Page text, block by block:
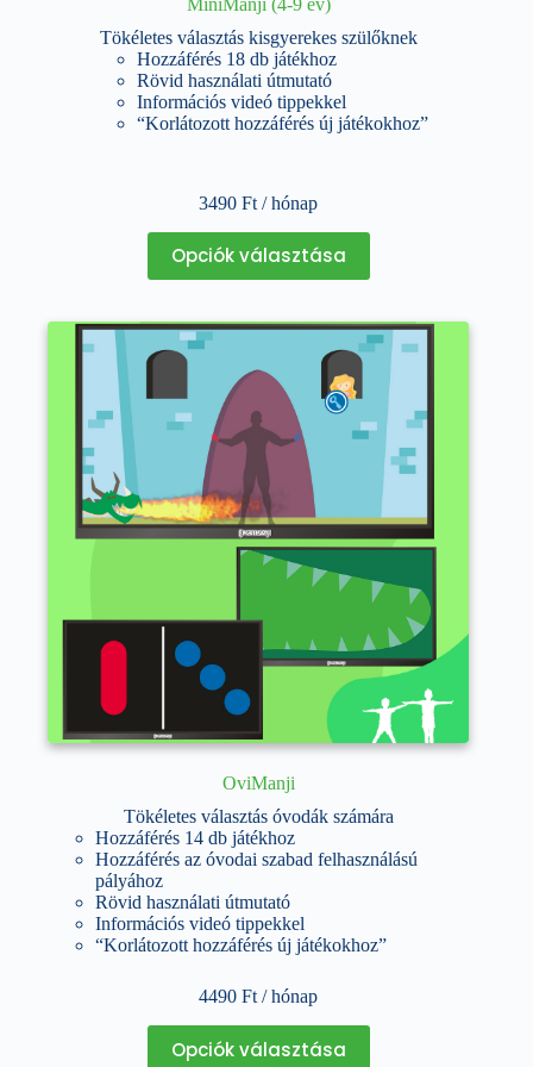
MiniManji (4-9 év)
Tökéletes választás kisgyerekes szülőknek
Hozzáférés 18 db játékhoz
Rövid használati útmutató
Információs videó tippekkel
“Korlátozott hozzáférés új játékokhoz”
3490Ft / hónap
Opciók választása
Ennek
a
terméknek
variációja
változatok
a
termékoldalon
választhatók
ki
OviManji
Tökéletes választás óvodák számára
Hozzáférés 14 db játékhoz
Hozzáférés az óvodai szabad felhasználású
pályához
Rövid használati útmutató
Információs videó tippekkel
“Korlátozott hozzáférés új játékokhoz”
4490Ft / hónap
Opciók választása
Ennek
a